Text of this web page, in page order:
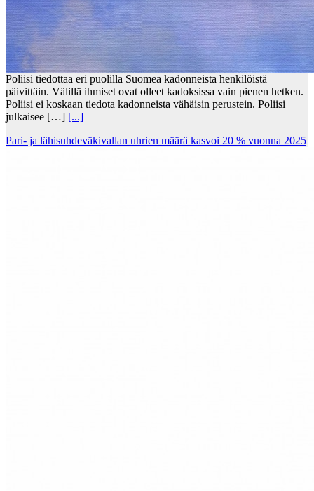
Poliisi tiedottaa eri puolilla Suomea kadonneista henkilöistä
päivittäin. Välillä ihmiset ovat olleet kadoksissa vain pienen hetken.
Poliisi ei koskaan tiedota kadonneista vähäisin perustein. Poliisi
julkaisee […] [...]
Pari- ja lähisuhdeväkivallan uhrien määrä kasvoi 20 % vuonna 2025